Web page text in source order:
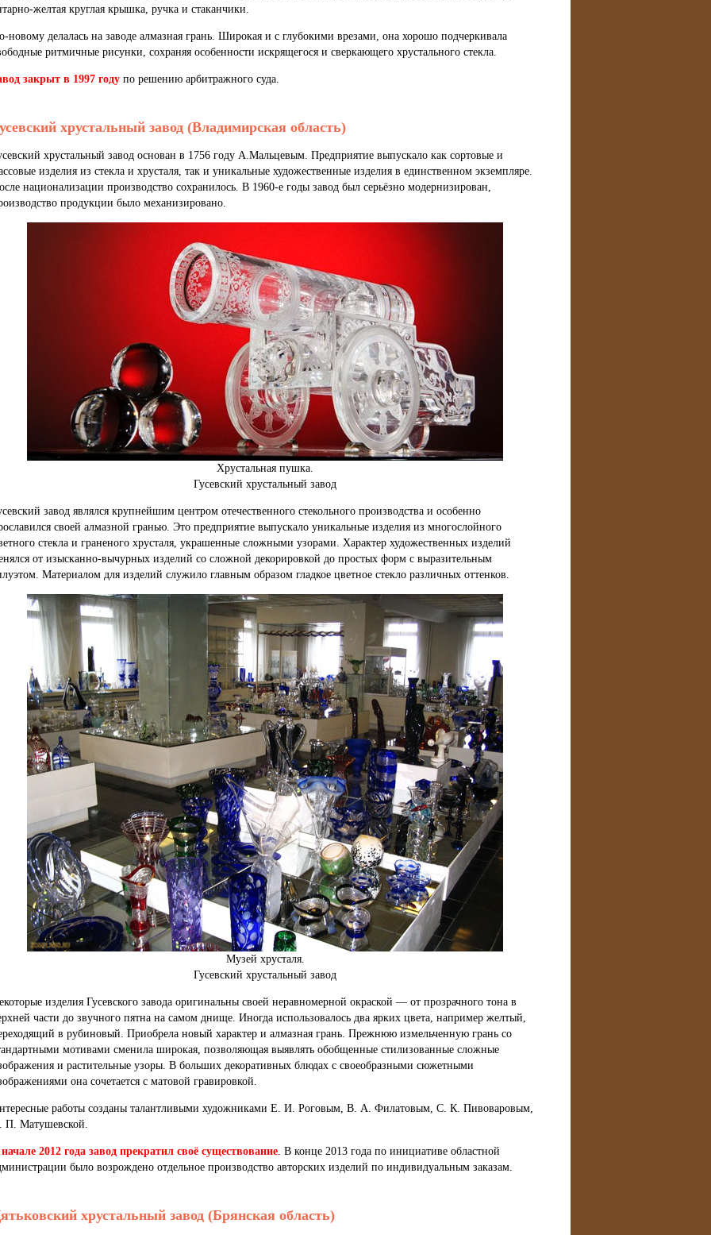
желтая круглая крышка, ручка и стаканчики.
новому делалась на заводе алмазная грань. Широкая и с глубокими врезами, она хорошо подчеркивала
ритмичные рисунки, сохраняя особенности искрящегося и сверкающего хрустального стекла.
закрыт в 1997 году по решению арбитражного суда.
хрустальный завод (Владимирская область)
хрустальный завод основан в 1756 году А.Мальцевым. Предприятие выпускало как сортовые и
изделия из стекла и хрусталя, так и уникальные художественные изделия в единственном экземпляре.
национализации производство сохранилось. В 1960-е годы завод был серьёзно модернизирован,
продукции было механизировано.
Хрустальная пушка.
Гусевский хрустальный завод
завод являлся крупнейшим центром отечественного стекольного производства и особенно
своей алмазной гранью. Это предприятие выпускало уникальные изделия из многослойного
стекла и граненого хрусталя, украшенные сложными узорами. Характер художественных изделий
от изысканно-вычурных изделий со сложной декорировкой до простых форм с выразительным
Материалом для изделий служило главным образом гладкое цветное стекло различных оттенков.
Музей хрусталя.
Гусевский хрустальный завод
изделия Гусевского завода оригинальны своей неравномерной окраской — от прозрачного тона в
части до звучного пятна на самом днище. Иногда использовалось два ярких цвета, например желтый,
в рубиновый. Приобрела новый характер и алмазная грань. Прежнюю измельченную грань со
мотивами сменила широкая, позволяющая выявлять обобщенные стилизованные сложные
и растительные узоры. В больших декоративных блюдах с своеобразными сюжетными
она сочетается с матовой гравировкой.
работы созданы талантливыми художниками Е. И. Роговым, В. А. Филатовым, С. К. Пивоваровым,
П. Матушевской.
2012 года завод прекратил своё существование . В конце 2013 года по инициативе областной
было возрождено отдельное производство авторских изделий по индивидуальным заказам.
хрустальный завод (Брянская область)